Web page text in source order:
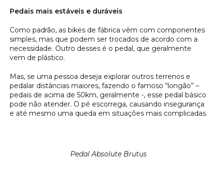
Pedais mais estáveis e duráveis
Como padrão, as bikes de fábrica vêm com componentes
simples, mas que podem ser trocados de acordo com a
necessidade. Outro desses é o pedal, que geralmente
vem de plástico.
Mas, se uma pessoa deseja explorar outros terrenos e
pedalar distâncias maiores, fazendo o famoso “longão” –
pedais de acima de 50km, geralmente -, esse pedal básico
pode não atender. O pé escorrega, causando insegurança
e até mesmo uma queda em situações mais complicadas.
Pedal Absolute Brutus